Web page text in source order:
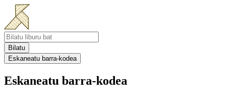
Bilatu
Eskaneatu barra-kodea
Eskaneatu barra-kodea